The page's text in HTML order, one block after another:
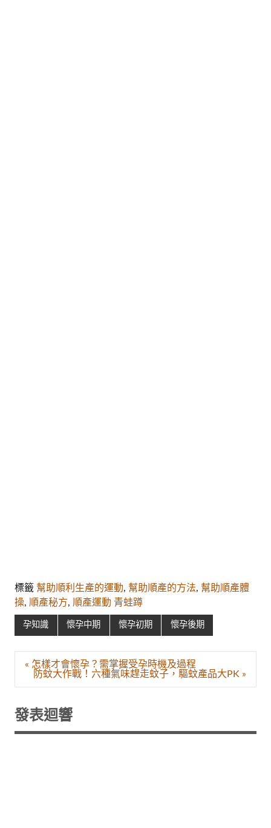
標籤 幫助順利生產的運動, 幫助順產的方法, 幫助順產體
操, 順產秘方, 順產運動 青蛙蹲
孕知識 懷孕中期 懷孕初期 懷孕後期
文
« 怎樣才會懷孕？需掌握受孕時機及過程
防蚊大作戰！六種氣味趕走蚊子，驅蚊產品大PK »
發表迴響